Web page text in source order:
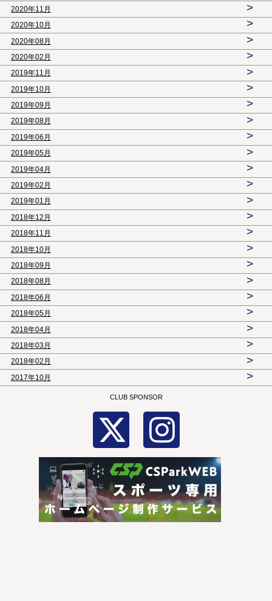
2020年11月 >
2020年10月 >
2020年08月 >
2020年02月 >
2019年11月 >
2019年10月 >
2019年09月 >
2019年08月 >
2019年06月 >
2019年05月 >
2019年04月 >
2019年02月 >
2019年01月 >
2018年12月 >
2018年11月 >
2018年10月 >
2018年09月 >
2018年08月 >
2018年06月 >
2018年05月 >
2018年04月 >
2018年03月 >
2018年02月 >
2017年10月 >
CLUB SPONSOR